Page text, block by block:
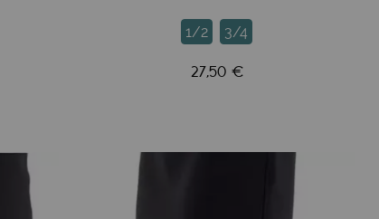
1/2 3/4
27,50 €